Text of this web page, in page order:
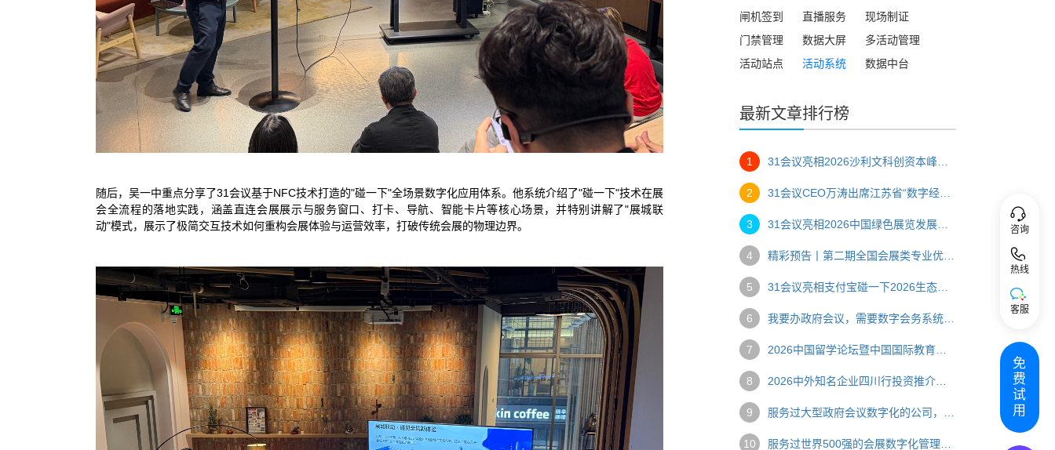
随后，吴一中重点分享了31会议基于NFC技术打造的"碰一下"全场景数字化应用体系。他系统介绍了"碰一下"技术在展
会全流程的落地实践，涵盖直连会展展示与服务窗口、打卡、导航、智能卡片等核心场景，并特别讲解了"展城联
动"模式，展示了极简交互技术如何重构会展体验与运营效率，打破传统会展的物理边界。
闸机签到
直播服务
现场制证
门禁管理
数据大屏
多活动管理
活动站点
活动系统 数据中台
最新文章排行榜
1
2
3
4
5
6
7
8
9
10
咨询
热线
客服
免
费
试
用